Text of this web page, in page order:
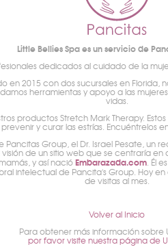
Little Bellies Spa es un servicio de
dedicados al cuidado de la
en 2015 con dos sucursales en
herramientas y apoyo a las
vidas.
productos Stretch Mark Therapy.
y curar las estrías. Encuéntrelos
Pancitas Group, el Dr. Israel Pesate,
de un sitio web que se centraría
y así nacióEmbarazada.com. Él
intelectual de Pancita's Group. Hoy en
de visitas al mes.
Volver al Inicio
Para obtener más información sobre
por favor visite nuestra página de